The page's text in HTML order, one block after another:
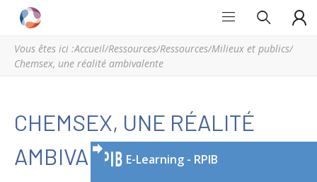
Est
Addictions
régional
de
en
addictologie
du
E-Learning - RPIB
Vous êtes ici :Accueil/Ressources/Ressources/Milieux et publics/
Chemsex, une réalité ambivalente
CHEMSEX, UNE RÉALITÉ
AMBIVALENTE